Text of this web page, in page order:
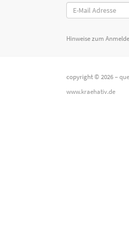
Hinweise zum
copyright © 2026 –
www.kraehativ.de